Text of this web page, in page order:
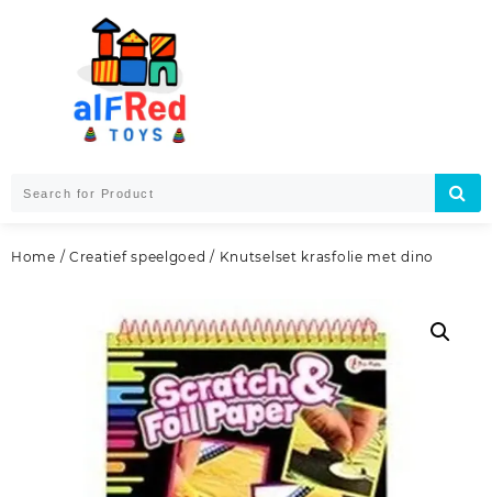
Home / Creatief speelgoed / Knutselset krasfolie met dino